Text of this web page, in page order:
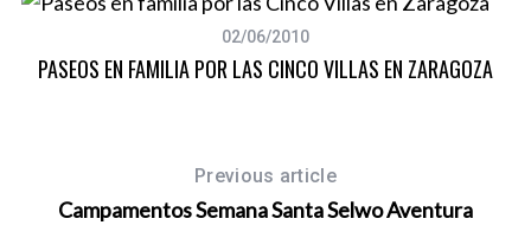
02/06/2010
PASEOS EN FAMILIA POR LAS CINCO VILLAS EN ZARAGOZA
Previous article
Campamentos Semana Santa Selwo Aventura